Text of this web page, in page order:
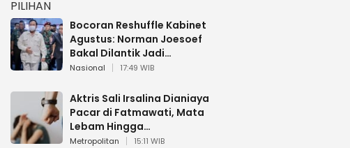
PILIHAN
Bocoran Reshuffle Kabinet
Agustus: Norman Joesoef
Bakal Dilantik Jadi
Wamenhan RI
Nasional 17:49 WIB
Aktris Sali Irsalina Dianiaya
Pacar di Fatmawati, Mata
Lebam Hingga
Diselamatkan Polantas
Metropolitan 15:11 WIB